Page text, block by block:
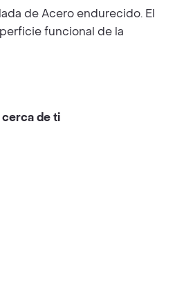
de Acero endurecido. El
funcional de la
de ti